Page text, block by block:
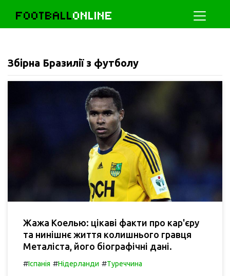
FOOTBALLONLINE
Збірна Бразилії з футболу
Жажа Коелью: цікаві факти про кар'єру
та нинішнє життя колишнього гравця
Металіста, його біографічні дані.
#Іспанія #Нідерланди #Туреччина